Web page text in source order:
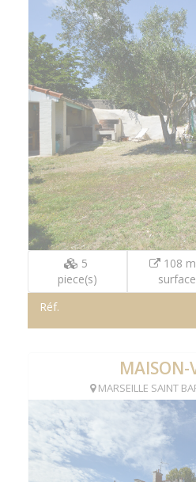
5
piece(s)
108
surface
Réf.
MAISON-
MARSEILLE SAINT